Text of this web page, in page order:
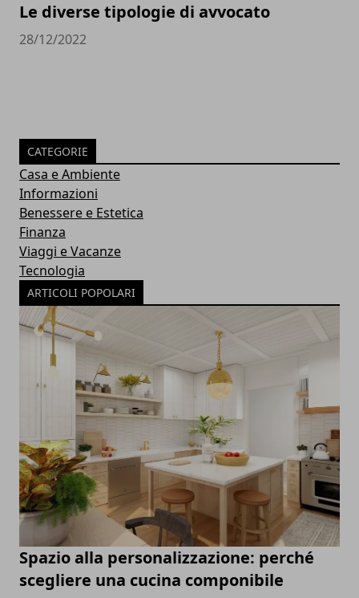
Le diverse tipologie di avvocato
28/12/2022
CATEGORIE
Casa e Ambiente
Informazioni
Benessere e Estetica
Finanza
Viaggi e Vacanze
Tecnologia
ARTICOLI POPOLARI
Spazio alla personalizzazione: perché
scegliere una cucina componibile